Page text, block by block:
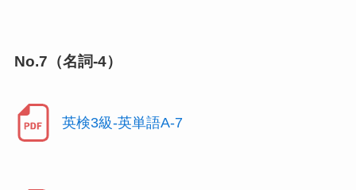
No.7（名詞-4）
英検3級-英単語A-7